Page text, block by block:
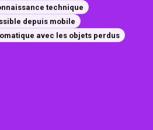
technique
depuis mobile
avec les objets perdus